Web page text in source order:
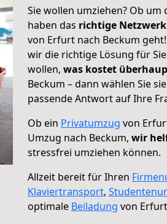
Sie wollen umziehen? Ob
haben das richtige Netzwerk
von Erfurt nach Beckum
wir die richtige Lösung für
wollen, was kostet
Beckum – dann wählen Sie
passende Antwort auf Ihre
Ob ein Privatumzug von
Umzug nach Beckum, wir
stressfrei umziehen können.
Allzeit bereit für Ihren
Klaviertransport,
optimale Beiladung von